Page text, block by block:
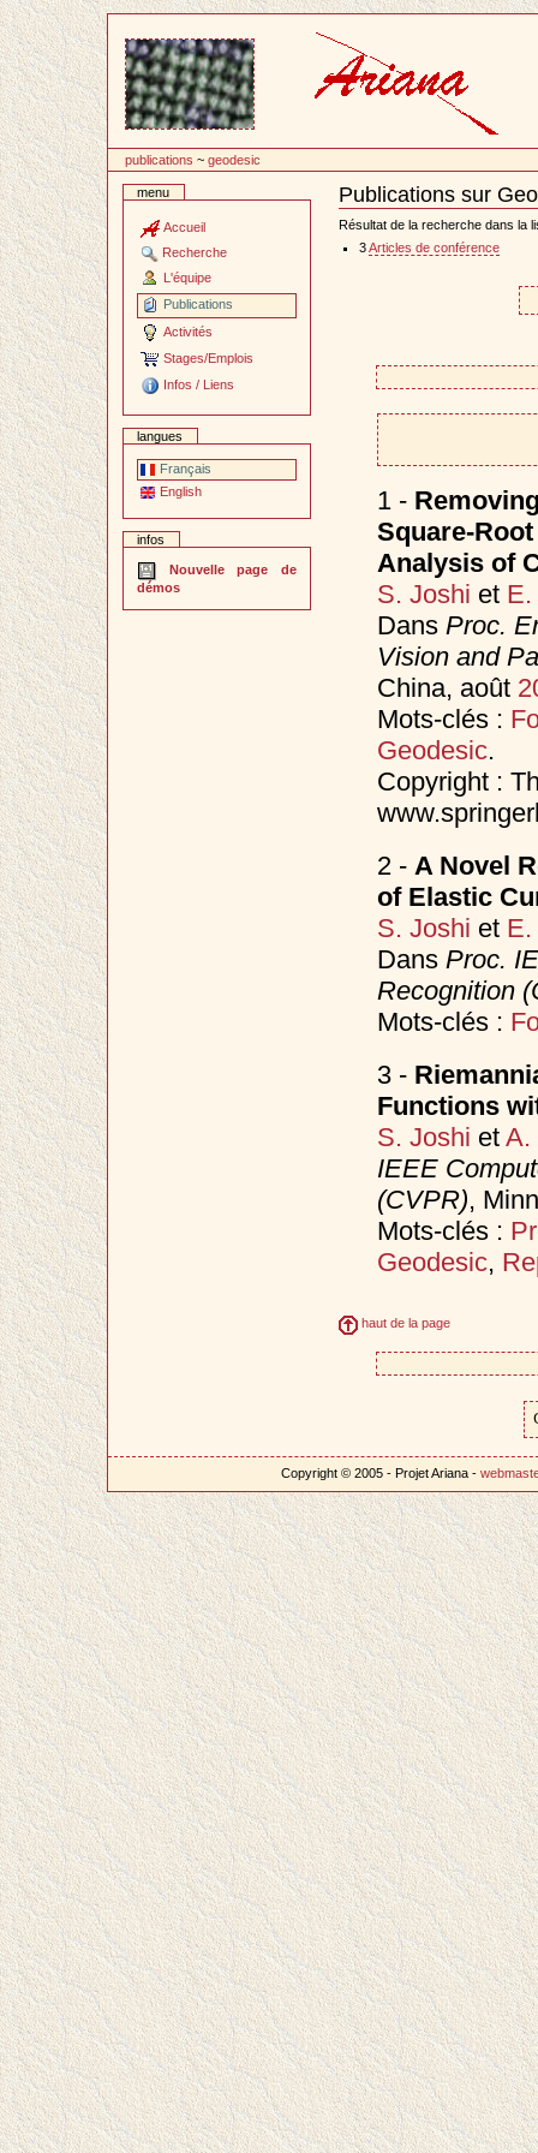
contenu
publications ~geodesic
menu
Accueil
Recherche
L'équipe
Publications
Activités
Stages/Emplois
Infos / Liens
langues
Français
English
infos
Nouvelle page de
démos
Publications sur
Document
Actions
Résultat de la recherche dans la
3Articles de conférence
1 -
Square-
Analysis of
S. Joshi et E.
Dans Proc.
Vision and
China, août
Mots-clés :
Geodesic.
Copyright :
2 - A Novel
of Elastic
S. Joshi et E.
Dans Proc.
Recognition
Mots-clés :
3 -
Functions
S. Joshi et A.
IEEE
(CVPR),
Mots-clés :
Geodesic,
haut de la page
Copyright © 2005 - Projet Ariana -